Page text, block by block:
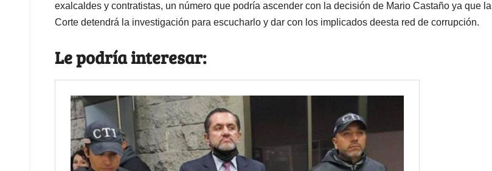
exalcaldes y contratistas, un número que podría ascender con la decisión de Mario Castaño ya que la
Corte detendrá la investigación para escucharlo y dar con los implicados deesta red de corrupción.
Le podría interesar: